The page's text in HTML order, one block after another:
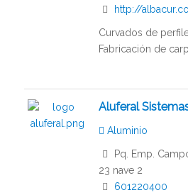
http://
Curvados de
Fabricación de
Aluferal
Aluminio
Pq. Emp.
23 nave 2
601220400